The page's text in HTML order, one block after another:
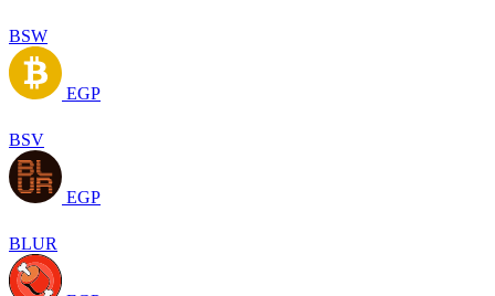
BSW
EGP
BSV
EGP
BLUR